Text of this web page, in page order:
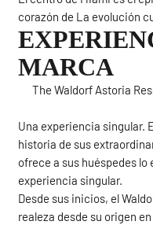
corazón de La evolución
MARCA
The Waldorf Astoria
Una experiencia singular.
historia de sus
ofrece a sus huéspedes
experiencia singular.
Desde sus inicios, el
realeza desde su origen